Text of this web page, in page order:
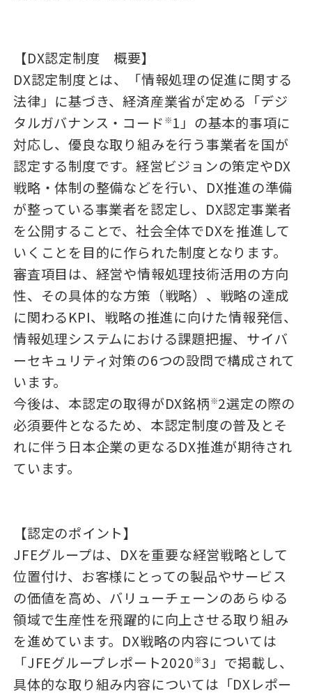
【DX認定制度 概要】
DX認定制度とは、「情報処理の促進に関する
法律」に基づき、経済産業省が定める「デジ
タルガバナンス・コード ※1」の基本的事項に
対応し、優良な取り組みを行う事業者を国が
認定する制度です。経営ビジョンの策定やDX
戦略・体制の整備などを行い、DX推進の準備
が整っている事業者を認定し、DX認定事業者
を公開することで、社会全体でDXを推進して
いくことを目的に作られた制度となります。
審査項目は、経営や情報処理技術活用の方向
性、その具体的な方策（戦略）、戦略の達成
に関わるKPI、戦略の推進に向けた情報発信、
情報処理システムにおける課題把握、サイバ
ーセキュリティ対策の6つの設問で構成されて
います。
今後は、本認定の取得がDX銘柄※2選定の際の
必須要件となるため、本認定制度の普及とそ
れに伴う日本企業の更なるDX推進が期待され
ています。
【認定のポイント】
JFEグループは、DXを重要な経営戦略として
位置付け、お客様にとっての製品やサービス
の価値を高め、バリューチェーンのあらゆる
領域で生産性を飛躍的に向上させる取り組み
を進めています。DX戦略の内容については
「JFEグループレポート2020※3」で掲載し、
具体的な取り組み内容については「DXレポー